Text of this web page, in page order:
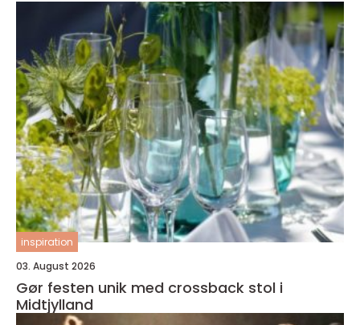
inspiration
03. August 2026
Gør festen unik med crossback stol i
Midtjylland